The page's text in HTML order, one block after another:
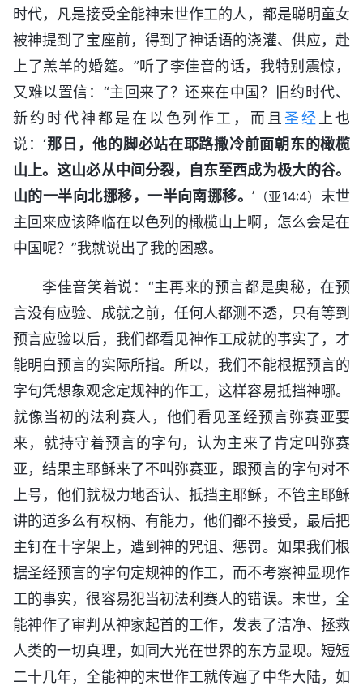
时代，凡是接受全能神末世作工的人，都是聪明童女
被神提到了宝座前，得到了神话语的浇灌、供应，赴
上了羔羊的婚筵。”听了李佳音的话，我特别震惊，
又难以置信：“主回来了？还来在中国？旧约时代、
新约时代神都是在以色列作工，而且圣经 上也
说：‘那日，他的脚必站在耶路撒冷前面朝东的橄榄
山上。这山必从中间分裂，自东至西成为极大的谷。
山的一半向北挪移，一半向南挪移。’ （亚14:4） 末世
主回来应该降临在以色列的橄榄山上啊，怎么会是在
中国呢？”我就说出了我的困惑。
李佳音笑着说：“主再来的预言都是奥秘，在预
言没有应验、成就之前，任何人都测不透，只有等到
预言应验以后，我们都看见神作工成就的事实了，才
能明白预言的实际所指。所以，我们不能根据预言的
字句凭想象观念定规神的作工，这样容易抵挡神哪。
就像当初的法利赛人，他们看见圣经预言弥赛亚要
来，就持守着预言的字句，认为主来了肯定叫弥赛
亚，结果主耶稣来了不叫弥赛亚，跟预言的字句对不
上号，他们就极力地否认、抵挡主耶稣，不管主耶稣
讲的道多么有权柄、有能力，他们都不接受，最后把
主钉在十字架上，遭到神的咒诅、惩罚。如果我们根
据圣经预言的字句定规神的作工，而不考察神显现作
工的事实，很容易犯当初法利赛人的错误。末世，全
能神作了审判从神家起首的工作，发表了洁净、拯救
人类的一切真理，如同大光在世界的东方显现。短短
二十几年，全能神的末世作工就传遍了中华大陆，如